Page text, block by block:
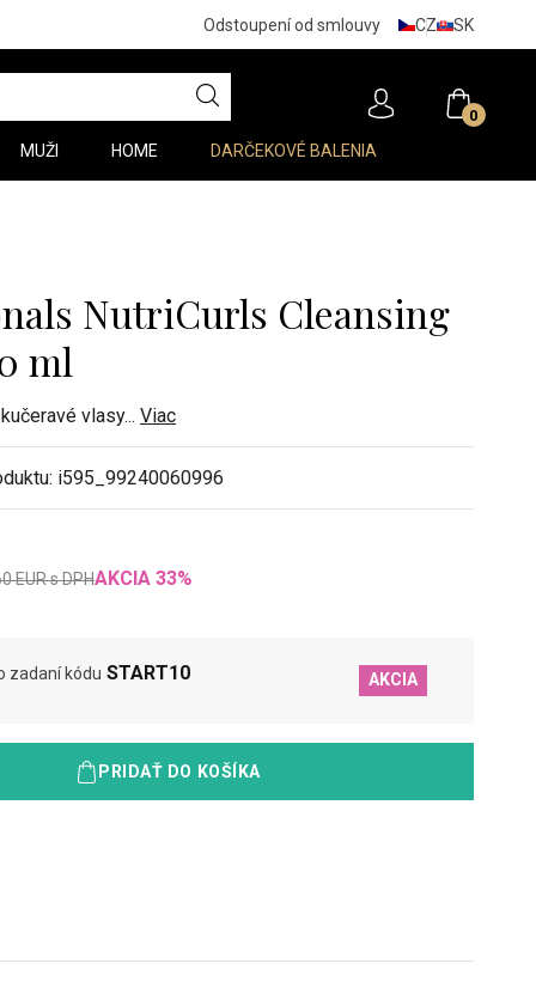
Odstoupení od smlouvy CZ SK
0
MUŽI HOME DARČEKOVÉ BALENIA
NutriCurls Cleansing
ml
vlasy... Viac
i595_99240060996
EURs DPHAKCIA 33%
zadaní kódu START10 AKCIA
PRIDAŤ DO KOŠÍKA